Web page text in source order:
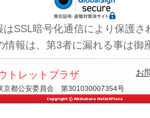
はSSL暗号化通信により保護さ
情報は、第3者に漏れる事は御
トレットプラザ
都公安委員会 第301030007354号
お